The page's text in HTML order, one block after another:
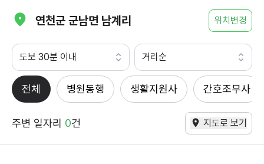
연천군 군남면 남계리 위치변경
도보 30분 이내 거리순
전체 병원동행 생활지원사 간호조무사
주변 일자리 0건 지도로 보기